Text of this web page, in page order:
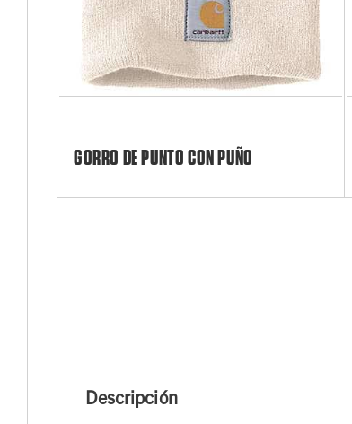
GORRO DE PUNTO CON PUÑO
Descripción